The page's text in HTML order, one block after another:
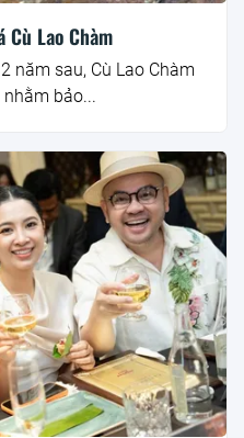
Lao Chàm
năm sau, Cù Lao Chàm
bảo...